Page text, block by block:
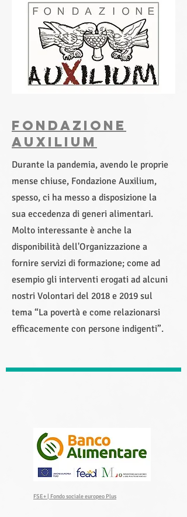
Fondazione
AUXILIUM
Durante la pandemia, avendo le proprie
mense chiuse, Fondazione Auxilium,
spesso, ci ha messo a disposizione la
sua eccedenza di generi alimentari.
Molto interessante è anche la
disponibilità dell'Organizzazione a
fornire servizi di formazione; come ad
esempio gli interventi erogati ad alcuni
nostri Volontari del 2018 e 2019 sul
tema “La povertà e come relazionarsi
efficacemente con persone indigenti”.
FSE+ | Fondo sociale europeo Plus